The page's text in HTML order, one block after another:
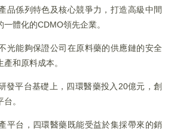
品係列特色及核心競爭力，打造高級中間
體化的CDMO領先企業。
光能夠保證公司在原料藥的供應鏈的安全
和原料成本。
發平台基礎上，四環醫藥投入20億元，創
。
平台，四環醫藥既能受益於集採帶來的銷